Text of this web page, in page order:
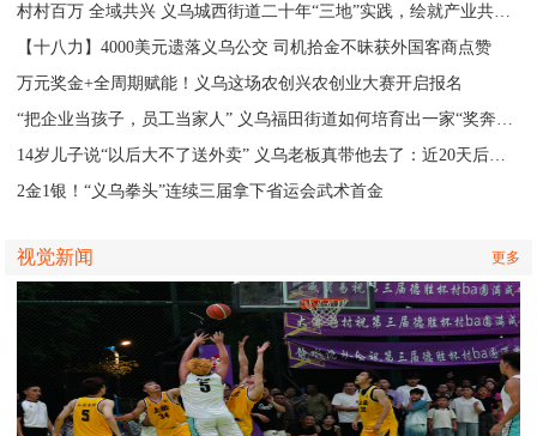
村村百万 全域共兴 义乌城西街道二十年“三地”实践，绘就产业共富新图景
【十八力】4000美元遗落义乌公交 司机拾金不昧获外国客商点赞
万元奖金+全周期赋能！义乌这场农创兴农创业大赛开启报名
“把企业当孩子，员工当家人” 义乌福田街道如何培育出一家“奖奔驰”的企业
14岁儿子说“以后大不了送外卖” 义乌老板真带他去了：近20天后，两个人都变了
2金1银！“义乌拳头”连续三届拿下省运会武术首金
视觉新闻 更多